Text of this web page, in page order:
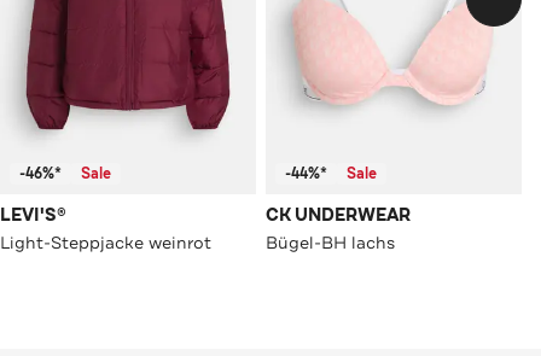
-46%* Sale
LEVI'S®
Light-Steppjacke weinrot
-44%* Sale
CK UNDERWEAR
Bügel-BH lachs